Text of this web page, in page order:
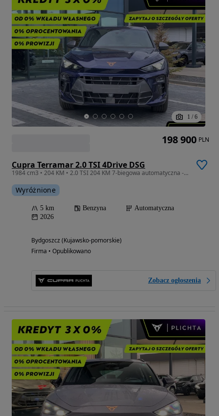
1 / 6
Cupra Terramar 2.0 TSI 4Drive DSG
1984 cm3 • 204 KM • 2.0 TSI 204 KM 7-biegowa automatyczna - DSG 4Drive
Wyróżnione
5 km Benzyna
Automatyczna
2026
Bydgoszcz (Kujawsko-pomorskie)
Firma • Opublikowano
Zobacz ogłoszenia
198 900 PLN